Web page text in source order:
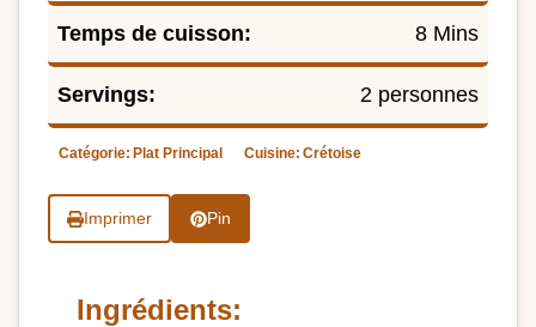
Temps de cuisson: 8 Mins
Servings: 2 personnes
Catégorie: Plat Principal Cuisine: Crétoise
Imprimer Pin
Ingrédients: